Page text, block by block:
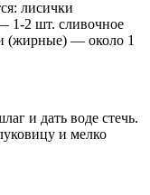
лисички
1-2 шт. сливочное
(жирные) — около 1
и дать воде стечь.
и мелко